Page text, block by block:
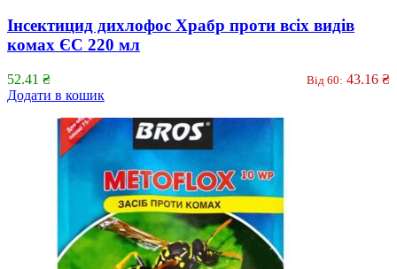
Інсектицид дихлофос Храбр проти всіх видів
комах ЄС 220 мл
52.41 ₴ Від 60: 43.16 ₴
Додати в кошик